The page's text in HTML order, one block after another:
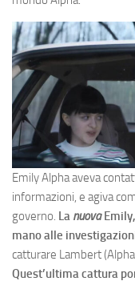
Emily Alpha aveva
informazioni, e agiva
governo. La nuova
mano alle
catturare Lambert
Quest’ultima cattura